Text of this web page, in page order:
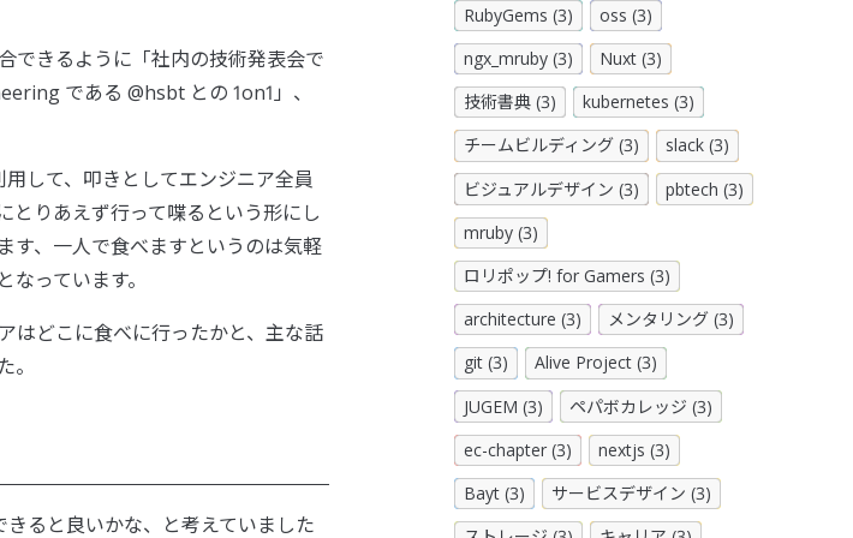
できるように「社内の技術発表会で
である @hsbt との 1on1」、
して、叩きとしてエンジニア全員
とりあえず行って喋るという形にし
す、一人で食べますというのは気軽
っています。
はどこに食べに行ったかと、主な話
ると良いかな、と考えていました
RubyGems (3)
oss (3)
ngx_mruby (3)
Nuxt (3)
技術書典 (3)
kubernetes (3)
チームビルディング (3)
slack (3)
ビジュアルデザイン (3)
pbtech (3)
mruby (3)
ロリポップ! for Gamers (3)
architecture (3)
メンタリング (3)
git (3)
Alive Project (3)
JUGEM (3)
ペパボカレッジ (3)
ec-chapter (3)
nextjs (3)
Bayt (3)
サービスデザイン (3)